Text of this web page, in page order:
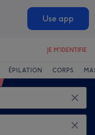
Use app
JE M'IDENTIFIE
ÉPILATION CORPS